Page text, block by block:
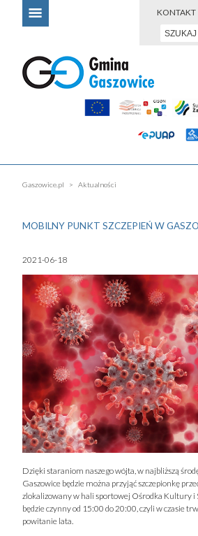
KONTAKT
Gaszowice.pl Aktualności
MOBILNY PUNKT SZCZEPIEŃ W
2021-06-18
Dzięki staraniom naszego wójta, w najbliższą
Gaszowice będzie można przyjąć szczepionkę
zlokalizowany w hali sportowej Ośrodka Kultury i
będzie czynny od 15:00 do 20:00, czyli w czasie
powitanie lata.